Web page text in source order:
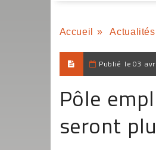
Accueil » Actualités
Publié le 03
Pôle
seront